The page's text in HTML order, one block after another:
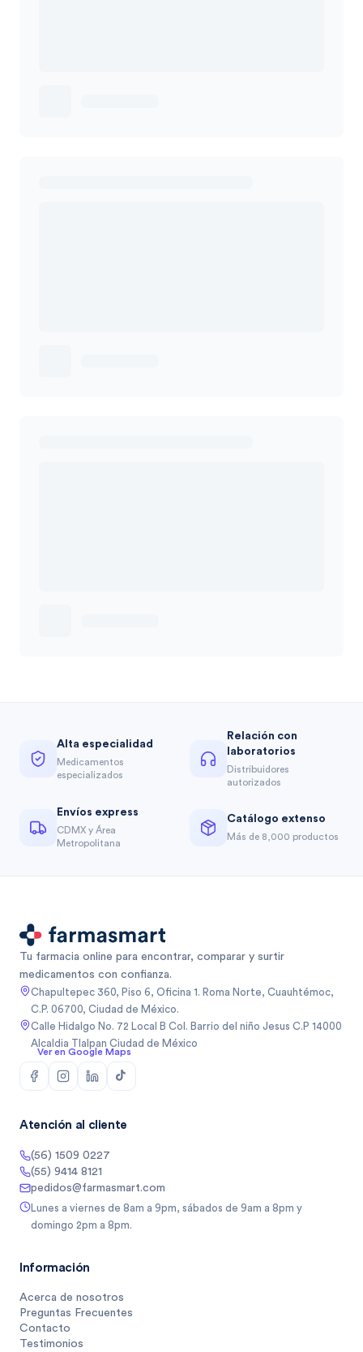
Alta especialidad
Medicamentos
especializados
Relación con
laboratorios
Distribuidores
autorizados
Envíos express
CDMX y Área
Metropolitana
Catálogo extenso
Más de 8,000 productos
Tu farmacia online para encontrar, comparar y surtir
medicamentos con confianza.
Chapultepec 360, Piso 6, Oficina 1. Roma Norte, Cuauhtémoc,
C.P. 06700, Ciudad de México.
Calle Hidalgo No. 72 Local B Col. Barrio del niño Jesus C.P 14000
Alcaldia Tlalpan Ciudad de México
Ver en Google Maps
Atención al cliente
(56) 1509 0227
(55) 9414 8121
pedidos@farmasmart.com
Lunes a viernes de 8am a 9pm, sábados de 9am a 8pm y
domingo 2pm a 8pm.
Información
Acerca de nosotros
Preguntas Frecuentes
Contacto
Testimonios